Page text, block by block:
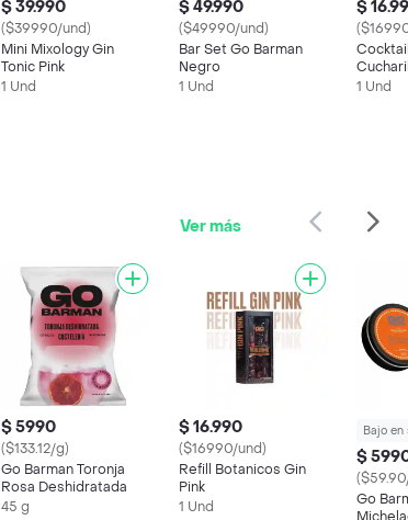
$ 39.990
($39990/und)
Mini Mixology Gin
Tonic Pink
1 Und
$ 49.990
($49990/und)
Bar Set Go Barman
Negro
1 Und
$
1 Und
Ver más
$ 5990
($133.12/g)
Go Barman Toronja
Rosa Deshidratada
45 g
$ 16.990
($16990/und)
Refill Botanicos Gin
Pink
1 Und
Bajo en
$
Go